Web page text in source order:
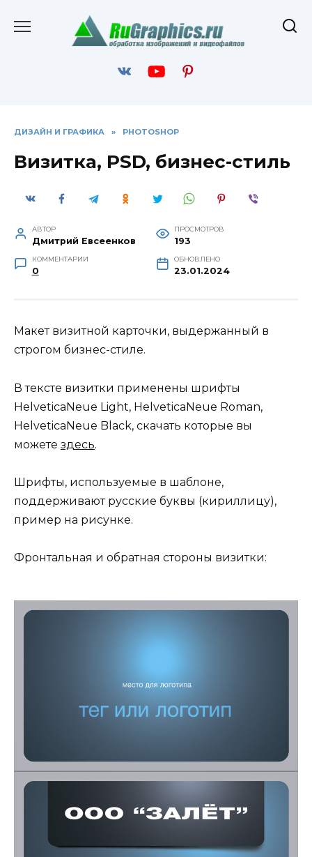
содержанию
ДИЗАЙН И ГРАФИКА » PHOTOSHOP
Визитка, PSD, бизнес-стиль
АВТОР
Дмитрий Евсеенков
ПРОСМОТРОВ
193
КОММЕНТАРИИ
0
ОБНОВЛЕНО
23.01.2024
Макет визитной карточки, выдержанный в
строгом бизнес-стиле.
В тексте визитки применены шрифты
HelveticaNeue Light, HelveticaNeue Roman,
HelveticaNeue Black, скачать которые вы
можете здесь.
Шрифты, используемые в шаблоне,
поддерживают русские буквы (кириллицу),
пример на рисунке.
Фронтальная и обратная стороны визитки: